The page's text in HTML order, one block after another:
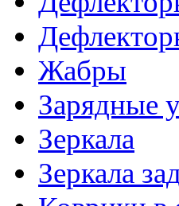
Жабры
Зарядные
Зеркала
Зеркала